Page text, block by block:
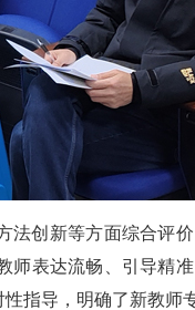
法创新等方面综合评
师表达流畅、引导精
指导，明确了新教师